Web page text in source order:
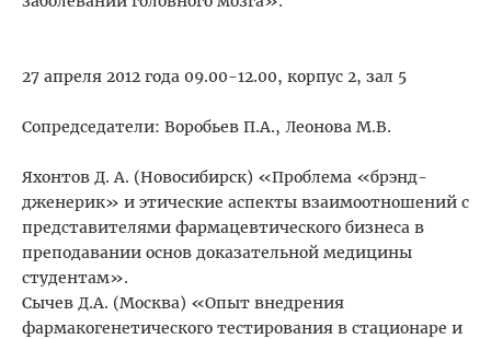
27 апреля 2012 года 09.00-12.00, корпус 2, зал 5
Сопредседатели: Воробьев П.А., Леонова М.В.
Яхонтов Д. А. (Новосибирск) «Проблема «брэнд-
дженерик» и этические аспекты взаимоотношений с
представителями фармацевтического бизнеса в
преподавании основ доказательной медицины
студентам».
Сычев Д.А. (Москва) «Опыт внедрения
фармакогенетического тестирования в стационаре и